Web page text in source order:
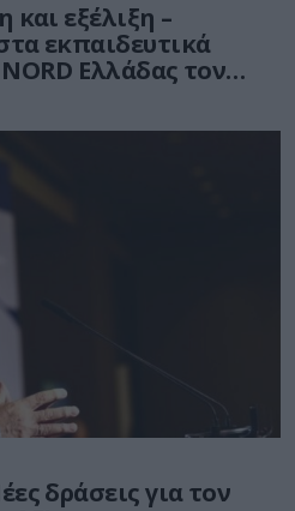
και εξέλιξη –
εκπαιδευτικά
Ελλάδας τον
δράσεις για τον